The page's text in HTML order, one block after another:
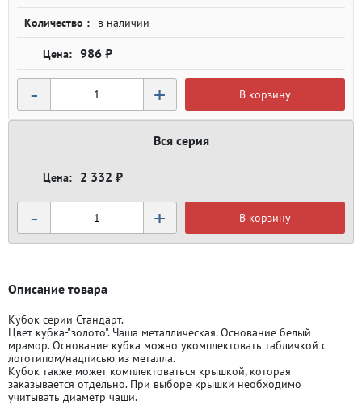
Количество : в наличии
986 ₽
- + В корзину
Вся серия
2 332 ₽
- + В корзину
Описание товара
Кубок серии Стандарт.
Цвет кубка-"золото". Чаша металлическая. Основание белый
мрамор. Основание кубка можно укомплектовать табличкой с
логотипом/надписью из металла.
Кубок также может комплектоваться крышкой, которая
заказывается отдельно. При выборе крышки необходимо
учитывать диаметр чаши.